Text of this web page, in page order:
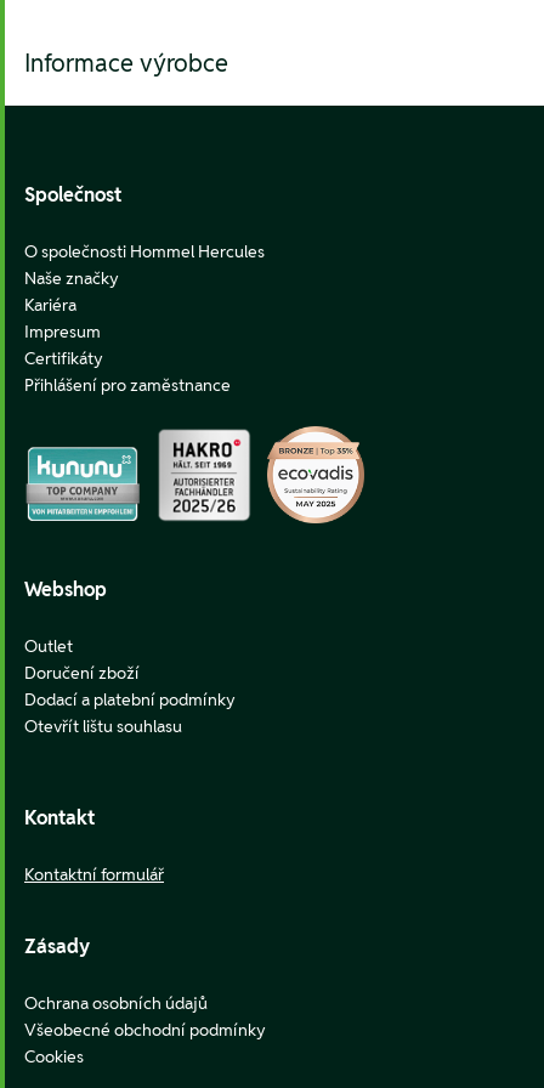
Informace výrobce
Footer
Společnost
O společnosti Hommel Hercules
Naše značky
Kariéra
Impresum
Certifikáty
Přihlášení pro zaměstnance
Webshop
Outlet
Doručení zboží
Dodací a platební podmínky
Otevřít lištu souhlasu
Kontakt
Kontaktní formulář
Zásady
Ochrana osobních údajů
Všeobecné obchodní podmínky
Cookies